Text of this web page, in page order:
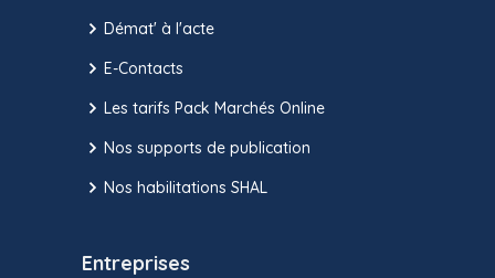
Démat' à l'acte
E-Contacts
Les tarifs Pack Marchés Online
Nos supports de publication
Nos habilitations SHAL
Entreprises